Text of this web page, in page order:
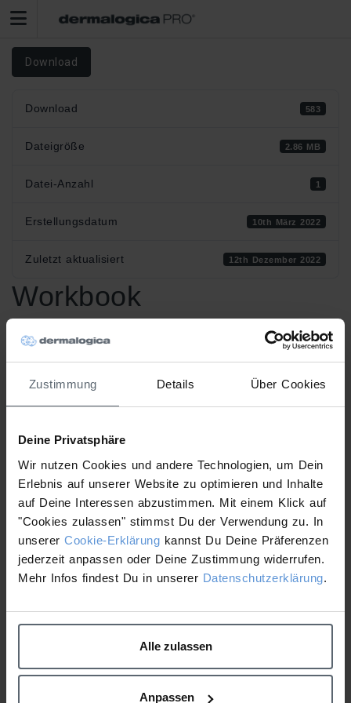
Zustimmung Details Über Cookies
Deine Privatsphäre
Wir nutzen Cookies und andere Technologien, um Dein
Erlebnis auf unserer Website zu optimieren und Inhalte
auf Deine Interessen abzustimmen. Mit einem Klick auf
"Cookies zulassen" stimmst Du der Verwendung zu. In
unserer Cookie-Erklärung kannst Du Deine Präferenzen
jederzeit anpassen oder Deine Zustimmung widerrufen.
Mehr Infos findest Du in unserer Datenschutzerklärung.
Alle zulassen
Anpassen
Download
Download 583
Dateigröße 2.86 MB
Datei-Anzahl 1
Erstellungsdatum 10th März 2022
Zuletzt aktualisiert 12th Dezember 2022
Workbook
Behandlungstraining Pro
Calm + Pro Clear
1 file
Schulungsunterlagen Behandlungstraining PRO Clear+Pro Calm SS 09.03.2022.pdf
2.86 MB
Workbook
Behandlungstraining Pro
Workbook Microneedling
Advanced Treatm. Hals